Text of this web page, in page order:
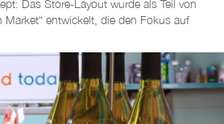
Das Store-Layout wurde als Teil von
Market“ entwickelt, die den Fokus auf